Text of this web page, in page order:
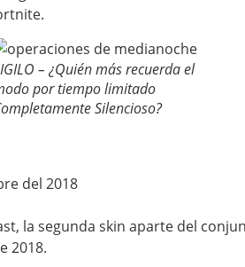
– ¿Quién más recuerda el
por tiempo limitado
Silencioso?
del 2018
la segunda skin aparte del
2018.